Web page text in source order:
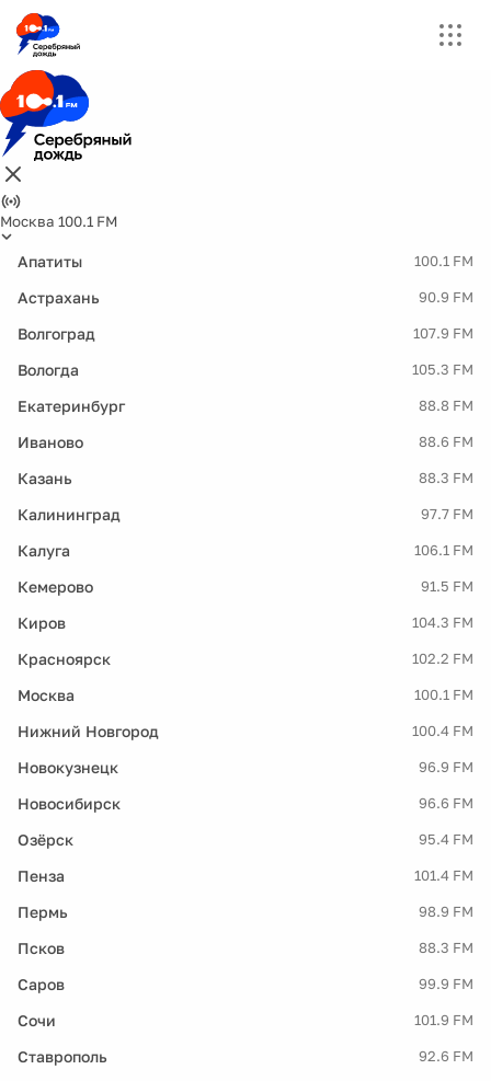
Москва 100.1 FM
Апатиты 100.1 FM
Астрахань 90.9 FM
Волгоград 107.9 FM
Вологда 105.3 FM
Екатеринбург 88.8 FM
Иваново 88.6 FM
Казань 88.3 FM
Калининград 97.7 FM
Калуга 106.1 FM
Кемерово 91.5 FM
Киров 104.3 FM
Красноярск 102.2 FM
Москва 100.1 FM
Нижний Новгород 100.4 FM
Новокузнецк 96.9 FM
Новосибирск 96.6 FM
Озёрск 95.4 FM
Пенза 101.4 FM
Пермь 98.9 FM
Псков 88.3 FM
Саров 99.9 FM
Сочи 101.9 FM
Ставрополь 92.6 FM